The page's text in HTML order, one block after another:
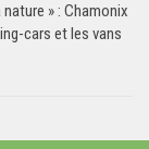
» : Chamonix
cars et les vans